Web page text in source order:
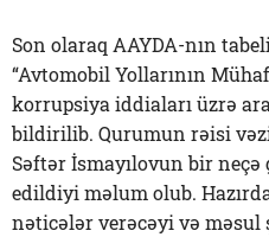
Son olaraq AAYDA-nın
“Avtomobil Yollarının
korrupsiya iddiaları üzrə
bildirilib. Qurumun rəisi
Səftər İsmayılovun bir
edildiyi məlum olub.
nəticələr verəcəyi və məsul